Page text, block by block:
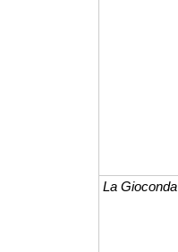
La Gioconda